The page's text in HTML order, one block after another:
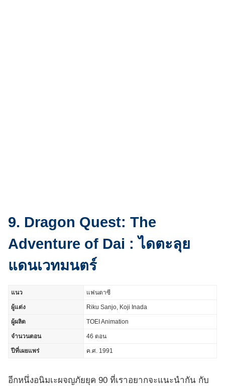
9. Dragon Quest: The
Adventure of Dai : ไดตะลุย
แดนเวทมนตร์
แนว แฟนตาซี
ผู้แต่ง Riku Sanjo, Koji Inada
ผู้ผลิต TOEI Animation
จำนวนตอน 46 ตอน
ปีที่เผยแพร่ ค.ศ. 1991
อีกหนึ่งอนิมเะผจญภัยยุค 90 ที่เราอยากจะแนะนำกัน กับ